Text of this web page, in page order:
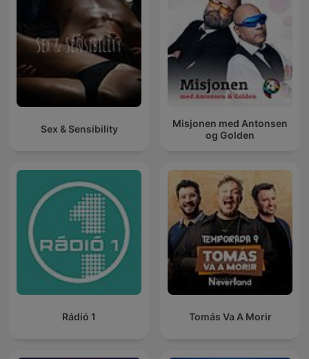
Sex & Sensibility
Misjonen med Antonsen
og Golden
Rádió 1 Tomás Va A Morir